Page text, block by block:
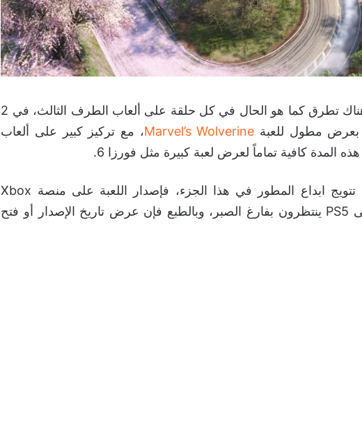
حدث بلايستيشن State of Play سيكون هناك تطرق كما هو الحال في كل حلقة على ألعاب الطرف الثالث، في 2
Marvel’s Wolverine، مع تركيز كبير على ألعاب
المدة كافية تماماً لعرض لعبة كبيرة مثل فورزا 6.
بالنسبة لي، فإن التوقيت مثالي الآن ليتم تتويج ابداع المطور في هذا الجزء، فإصدار اللعبة على منصة Xbox
والحاسب نجحا بشكل كبير، واللاعبون على PS5 ينتظرون بفارغ الصبر، وبالطبع فإن عرض تاريخ الإصدار أو فتح